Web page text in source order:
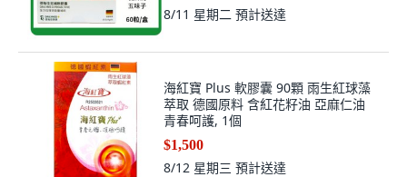
8/11 星期二 預計送達
海紅寶 Plus 軟膠囊 90顆 雨生紅球藻
萃取 德國原料 含紅花籽油 亞麻仁油
青春呵護, 1個
$1,500
8/12 星期三 預計送達